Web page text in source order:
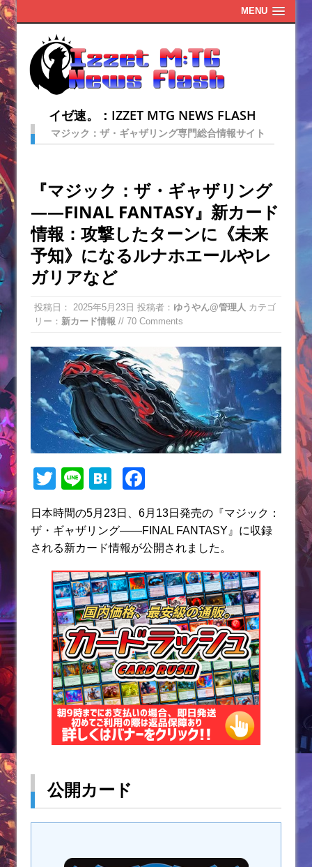
MENU
イゼ速。：IZZET MTG NEWS FLASH
マジック：ザ・ギャザリング専門総合情報サイト
『マジック：ザ・ギャザリング
——FINAL FANTASY』新カード
情報：攻撃したターンに《未来
予知》になるルナホエールやレ
ガリアなど
投稿日： 2025年5月23日 投稿者： ゆうやん@管理人 カテゴ
リー： 新カード情報 // 70 Comments
T
w
itt
er
Li
n
e
H
at
e
n
a
a
c
e
b
o
o
k
日本時間の5月23日、6月13日発売の『マジック：
ザ・ギャザリング——FINAL FANTASY』に収録
される新カード情報が公開されました。
公開カード